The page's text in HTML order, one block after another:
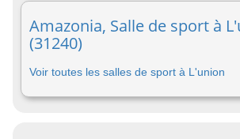
Amazonia, Salle de sport à
(31240)
Voir toutes les salles de sport à L'union